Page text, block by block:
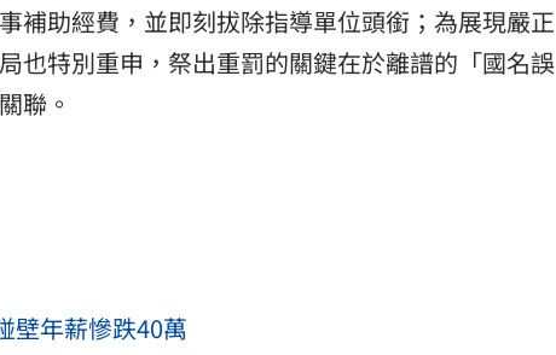
補助經費，並即刻拔除指導單位頭銜；為展現嚴正
也特別重申，祭出重罰的關鍵在於離譜的「國名誤
聯。
壁年薪慘跌40萬